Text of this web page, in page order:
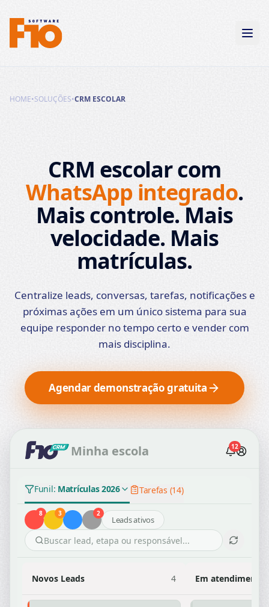
HOME•SOLUÇÕES•CRM ESCOLAR
CRM escolar com
WhatsApp integrado.
Mais controle. Mais
velocidade. Mais
matrículas.
Centralize leads, conversas, tarefas, notificações e
próximas ações em um único sistema para sua
equipe responder no tempo certo e vender com
mais disciplina.
Agendar demonstração gratuita
Minha escola 12
Funil: Matrículas 2026 Tarefas (14)
8 3 2
Leads ativos
Novos Leads 4 Em atendimento